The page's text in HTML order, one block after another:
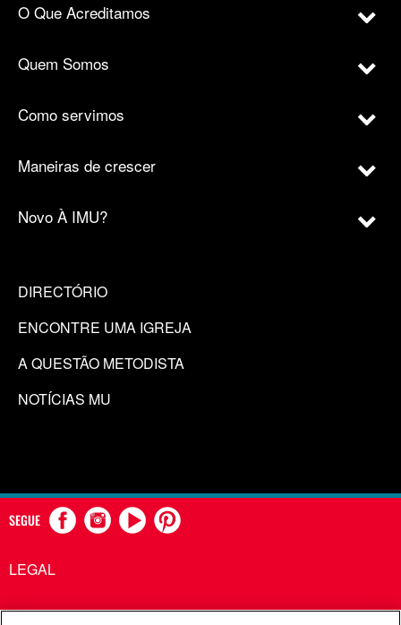
O Que Acreditamos
Quem Somos
Como servimos
Maneiras de crescer
Novo À IMU?
DIRECTÓRIO
ENCONTRE UMA IGREJA
A QUESTÃO METODISTA
NOTÍCIAS MU
SEGUE
LEGAL